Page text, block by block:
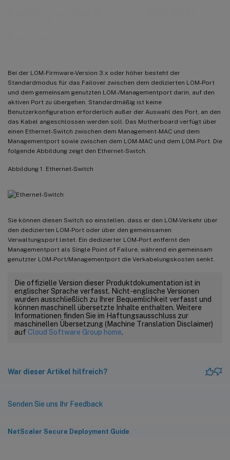
Bei der LOM-Firmware-Version 3.x oder höher besteht der
Standardmodus für das Failover zwischen dem dedizierten LOM-Port
und dem gemeinsam genutzten LOM-/Managementport darin, auf den
aktiven Port zu übergehen. Standardmäßig ist keine
Benutzerkonfiguration erforderlich außer der Auswahl des Port, an den
das Kabel angeschlossen werden soll. Das Motherboard verfügt über
einen Ethernet-Switch zwischen dem Management-MAC und dem
Managementport sowie zwischen dem LOM-MAC und dem LOM-Port. Die
folgende Abbildung zeigt den Ethernet-Switch.
Abbildung 1. Ethernet-Switch
Sie können diesen Switch so einstellen, dass er den LOM-Verkehr über
den dedizierten LOM-Port oder über den gemeinsamen
Verwaltungsport leitet. Ein dedizierter LOM-Port entfernt den
Managementport als Single Point of Failure, während ein gemeinsam
genutzter LOM-Port/Managementport die Verkabelungskosten senkt.
Die offizielle Version dieser Produktdokumentation ist in
englischer Sprache verfasst. Nicht-englische Versionen
wurden ausschließlich zu Ihrer Bequemlichkeit verfasst und
können maschinell übersetzte Inhalte enthalten. Weitere
Informationen finden Sie im Haftungsausschluss zur
maschinellen Übersetzung (Machine Translation Disclaimer)
auf Cloud Software Group home.
War dieser Artikel hilfreich?
Senden Sie uns Ihr Feedback
NetScaler Secure Deployment Guide